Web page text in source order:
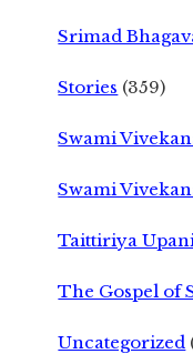
Srimad
Stories (359)
Swami
Swami
Taittiriya
The Gospel of
Uncategorized